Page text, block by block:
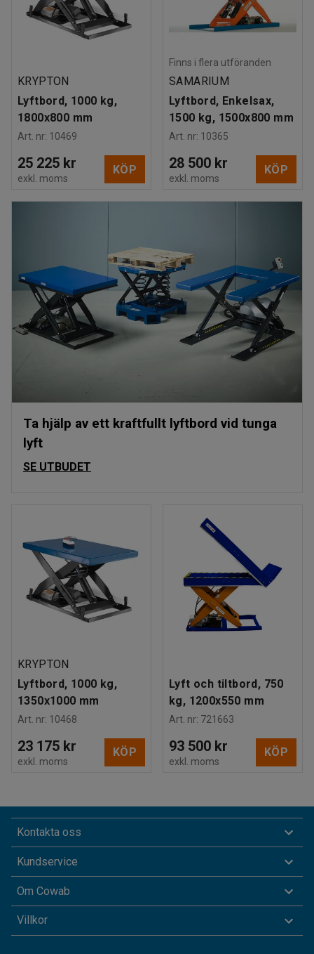
KRYPTON
Lyftbord, 1000 kg,
1800x800 mm
Art. nr: 10469
25 225 kr
exkl. moms
KÖP
Finns i flera utföranden
SAMARIUM
Lyftbord, Enkelsax,
1500 kg, 1500x800 mm
Art. nr: 10365
28 500 kr
exkl. moms
KÖP
Ta hjälp av ett kraftfullt lyftbord vid tunga
lyft
SE UTBUDET
KRYPTON
Lyftbord, 1000 kg,
1350x1000 mm
Art. nr: 10468
23 175 kr
exkl. moms
KÖP
Lyft och tiltbord, 750
kg, 1200x550 mm
Art. nr: 721663
93 500 kr
exkl. moms
KÖP
Kontakta oss
Kundservice
Om Cowab
Villkor